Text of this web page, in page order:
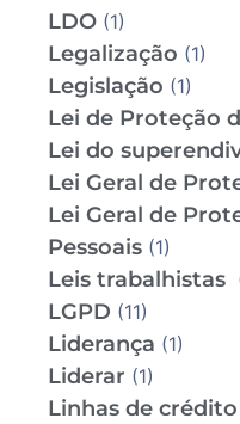
LDO (1)
Legalização (1)
Legislação (1)
Lei de Proteção
Lei do
Lei Geral de
Lei Geral de
Pessoais (1)
Leis trabalhistas
LGPD (11)
Liderança (1)
Liderar (1)
Linhas de crédito